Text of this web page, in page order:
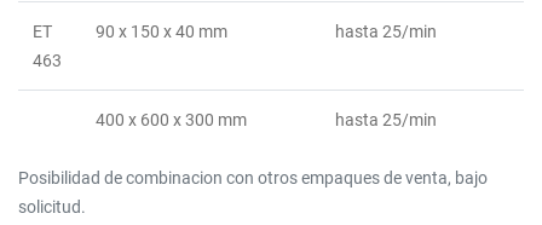
Posibilidad de combinacion con otros empaques de venta, bajo
solicitud.
ET
463
90 x 150 x 40 mm hasta 25/min
400 x 600 x 300 mm hasta 25/min